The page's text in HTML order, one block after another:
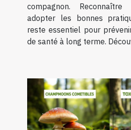
compagnon.
adopter les bonnes
reste essentiel pour
de santé à long terme.